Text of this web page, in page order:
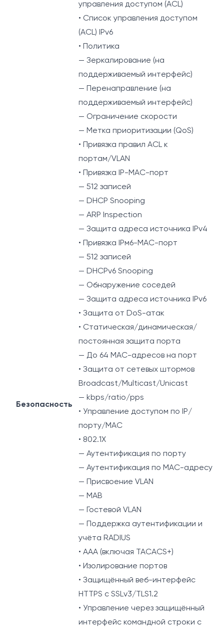
управления доступом (ACL)
• Список управления доступом
(ACL) IPv6
• Политика
— Зеркалирование (на
поддерживаемый интерфейс)
— Перенаправление (на
поддерживаемый интерфейс)
— Ограничение скорости
— Метка приоритизации (QoS)
• Привязка правил ACL к
портам/VLAN
Безопасность
• Привязка IP-MAC-порт
— 512 записей
— DHCP Snooping
— ARP Inspection
— Защита адреса источника IPv4
• Привязка IPм6-MAC-порт
— 512 записей
— DHCPv6 Snooping
— Обнаружение соседей
— Защита адреса источника IPv6
• Защита от DoS-атак
• Статическая/динамическая/
постоянная защита порта
— До 64 MAC-адресов на порт
• Защита от сетевых штормов
Broadcast/Multicast/Unicast
— kbps/ratio/pps
• Управление доступом по IP/
порту/MAC
• 802.1X
— Аутентификация по порту
— Аутентификация по MAC-адресу
— Присвоение VLAN
— MAB
— Гостевой VLAN
— Поддержка аутентификации и
учёта RADIUS
• AAA (включая TACACS+)
• Изолирование портов
• Защищённый веб-интерфейс
HTTPS с SSLv3/TLS1.2
• Управление через защищённый
интерфейс командной строки с